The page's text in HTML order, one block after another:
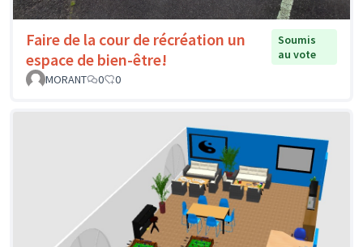
Faire de la cour de récréation un
espace de bien-être!
Soumis
au vote
MORANT
0 0